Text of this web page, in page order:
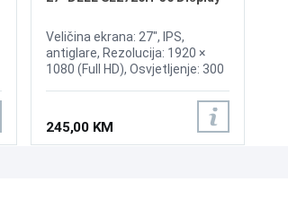
Veličina ekrana: 27", IPS,
antiglare, Rezolucija: 1920 ×
1080 (Full HD), Osvjetljenje: 300
(MPRT), Osvježenje: 144 Hz,
HDMI, VESA 100 × 100 mm,
mogućnost nagiba ekrana
245,00 KM